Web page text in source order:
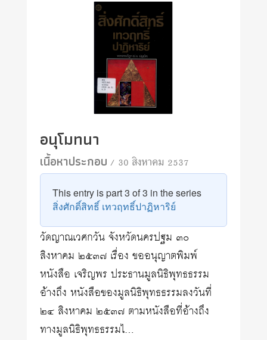
อนุโมทนา
เนื้อหาประกอบ/ 30 สิงหาคม 2537
This entry is part 3 of 3 in the series
สิ่งศักดิ์สิทธิ์ เทวฤทธิ์ปาฏิหาริย์
วัดญาณเวศกวัน จังหวัดนครปฐม ๓๐
สิงหาคม ๒๕๓๗ เรื่อง ขออนุญาตพิมพ์
หนังสือ เจริญพร ประธานมูลนิธิพุทธธรรม
อ้างถึง หนังสือของมูลนิธิพุทธธรรมลงวันที่
๒๔ สิงหาคม ๒๕๓๗ ตามหนังสือที่อ้างถึง
ทางมูลนิธิพุทธธรรมไ…